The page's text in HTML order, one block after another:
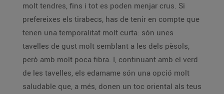
molt tendres, fins i tot es poden menjar crus. Si
prefereixes els tirabecs, has de tenir en compte que
tenen una temporalitat molt curta: són unes
tavelles de gust molt semblant a les dels pèsols,
però amb molt poca fibra. I, continuant amb el verd
de les tavelles, els edamame són una opció molt
saludable que, a més, donen un toc oriental als teus